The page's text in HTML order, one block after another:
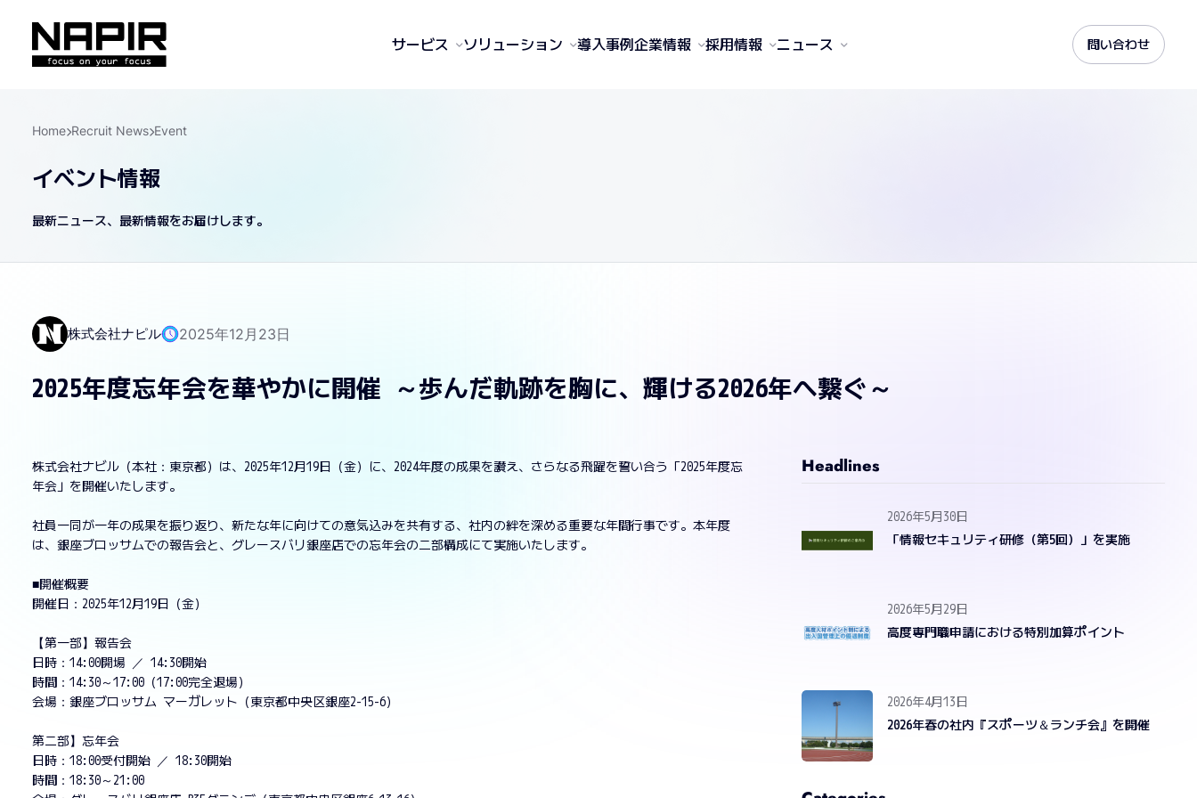
サービス ソリューション 導入事例企業情報 採用情報 ニュース 問い合わせ
Home Recruit News Event
イベント情報
最新ニュース、最新情報をお届けします。
株式会社ナピル 2025年12月23日
2025年度忘年会を華やかに開催 ～歩んだ軌跡を胸に、輝ける2026年へ繋ぐ～
株式会社ナビル（本社：東京都）は、2025年12月19日（金）に、2024年度の成果を讃え、さらなる飛躍を誓い合う「2025年度忘
年会」を開催いたします。
社員一同が一年の成果を振り返り、新たな年に向けての意気込みを共有する、社内の絆を深める重要な年間行事です。本年度
は、銀座ブロッサムでの報告会と、グレースバリ銀座店での忘年会の二部構成にて実施いたします。
■開催概要
開催日：2025年12月19日（金）
【第一部】報告会
日時：14:00開場 ／ 14:30開始
時間：14:30～17:00（17:00完全退場）
会場：銀座ブロッサム マーガレット（東京都中央区銀座2-15-6）
第二部】忘年会
日時：18:00受付開始 ／ 18:30開始
時間：18:30～21:00
Headlines
2026年5月30日
「情報セキュリティ研修（第5回）」を実施
2026年5月29日
高度専門職申請における特別加算ポイント
2026年4月13日
2026年春の社内『スポーツ＆ランチ会』を開催